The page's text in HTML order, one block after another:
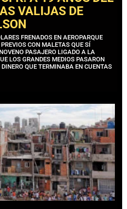
VALIJAS DE
FRENADOS EN AEROPARQUE
CON MALETAS QUE SÍ
PASAJERO LIGADO A LA
LOS GRANDES MEDIOS PASARON
QUE TERMINABA EN CUENTAS